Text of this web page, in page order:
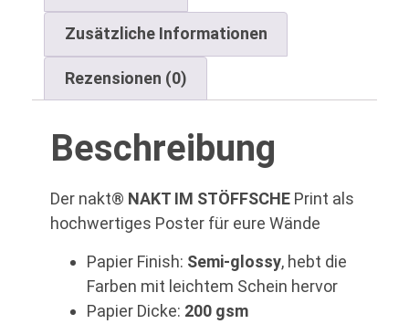
Zusätzliche Informationen
Rezensionen (0)
Beschreibung
Der nakt® NAKT IM STÖFFSCHE Print als
hochwertiges Poster für eure Wände
Papier Finish: Semi-glossy, hebt die
Farben mit leichtem Schein hervor
Papier Dicke: 200 gsm